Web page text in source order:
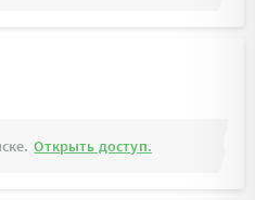
Открыть доступ.